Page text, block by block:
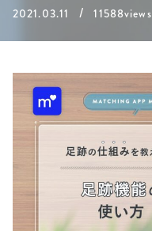
2021.03.11 /11588views